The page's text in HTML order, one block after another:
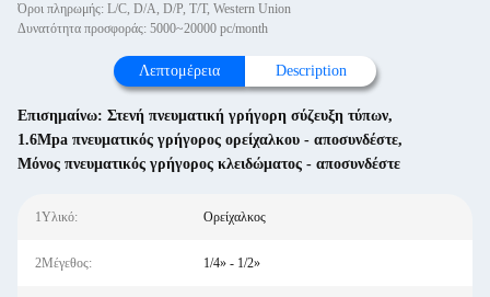
Όροι πληρωμής: L/C, D/A, D/P, T/T, Western Union
Δυνατότητα προσφοράς: 5000~20000 pc/month
Λεπτομέρεια Description
Επισημαίνω: Στενή πνευματική γρήγορη σύζευξη τύπων,
1.6Mpa πνευματικός γρήγορος ορείχαλκου - αποσυνδέστε,
Μόνος πνευματικός γρήγορος κλειδώματος - αποσυνδέστε
1Υλικό: Ορείχαλκος
2Μέγεθος: 1/4» - 1/2»